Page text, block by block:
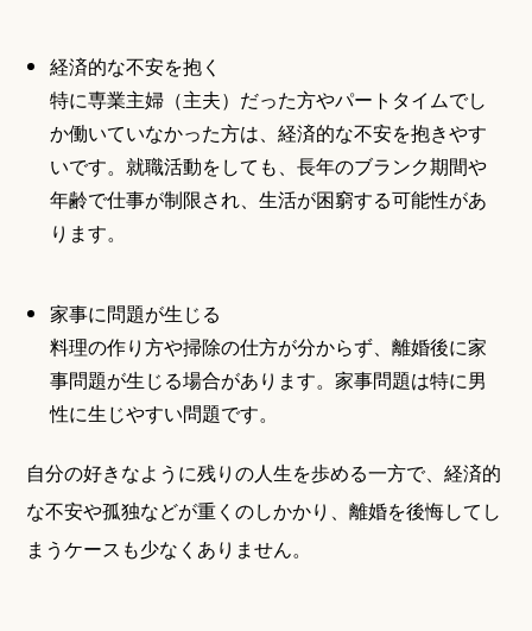
経済的な不安を抱く
特に専業主婦（主夫）だった方やパートタイムでし
か働いていなかった方は、経済的な不安を抱きやす
いです。就職活動をしても、長年のブランク期間や
年齢で仕事が制限され、生活が困窮する可能性があ
ります。
家事に問題が生じる
料理の作り方や掃除の仕方が分からず、離婚後に家
事問題が生じる場合があります。家事問題は特に男
性に生じやすい問題です。
自分の好きなように残りの人生を歩める一方で、経済的
な不安や孤独などが重くのしかかり、離婚を後悔してし
まうケースも少なくありません。